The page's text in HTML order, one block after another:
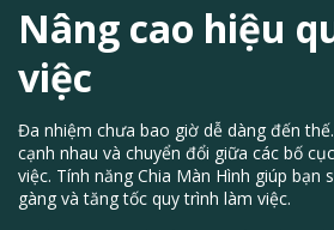
Nâng cao hiệu
việc
Đa nhiệm chưa bao giờ dễ dàng đến
cạnh nhau và chuyển đổi giữa các bố
việc. Tính năng Chia Màn Hình giúp bạn
gàng và tăng tốc quy trình làm việc.